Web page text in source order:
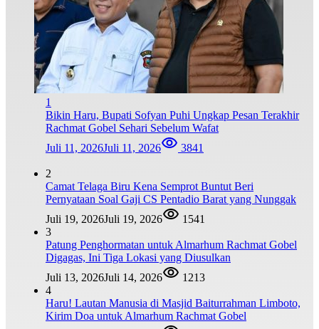
1
Bikin Haru, Bupati Sofyan Puhi Ungkap Pesan Terakhir
Rachmat Gobel Sehari Sebelum Wafat
Juli 11, 2026Juli 11, 2026 3841
2
Camat Telaga Biru Kena Semprot Buntut Beri
Pernyataan Soal Gaji CS Pentadio Barat yang Nunggak
Juli 19, 2026Juli 19, 2026
1541
3
Patung Penghormatan untuk Almarhum Rachmat Gobel
Digagas, Ini Tiga Lokasi yang Diusulkan
Juli 13, 2026Juli 14, 2026
1213
4
Haru! Lautan Manusia di Masjid Baiturrahman Limboto,
Kirim Doa untuk Almarhum Rachmat Gobel